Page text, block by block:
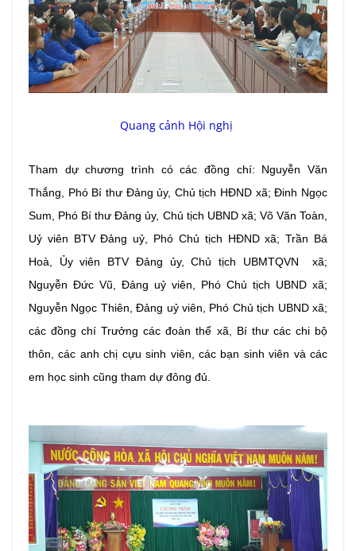
Quang cảnh Hội nghị
Tham dự chương trình có các đồng chí: Nguyễn Văn
Thắng, Phó Bí thư Đảng ủy, Chủ tịch HĐND xã; Đinh Ngọc
Sum, Phó Bí thư Đảng ủy, Chủ tịch UBND xã; Võ Văn Toàn,
Uỷ viên BTV Đảng uỷ, Phó Chủ tịch HĐND xã; Trần Bá
Hoà, Ủy viên BTV Đảng ủy, Chủ tịch UBMTQVN xã;
Nguyễn Đức Vũ, Đảng uỷ viên, Phó Chủ tịch UBND xã;
Nguyễn Ngọc Thiên, Đảng uỷ viên, Phó Chủ tịch UBND xã;
các đồng chí Trưởng các đoàn thể xã, Bí thư các chi bộ
thôn, các anh chị cựu sinh viên, các bạn sinh viên và các
em học sinh cũng tham dự đông đủ.